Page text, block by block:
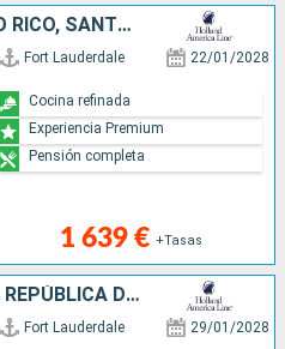
ESTADOS UNIDOS, PORTO RICO, SANTO TOMÁS, ISLAS TURCAS Y CAICOS, REPÚBLICA DOMINICANA, BAHAMAS
Fort Lauderdale 22/01/2028
1 639 € +Tasas
Cocina refinada
Experiencia Premium
Pensión completa
ISLAS TURCAS Y CAICOS, REPÚBLICA DOMINICANA, BAHAMAS, PORTO RICO, SANTO TOMÁS, ESTADOS UNIDOS
Fort Lauderdale 29/01/2028